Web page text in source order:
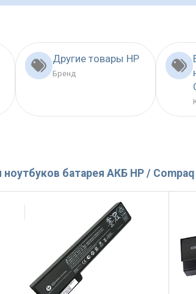
Другие товары HP
Бренд
батарея АКБ HP / Compaq